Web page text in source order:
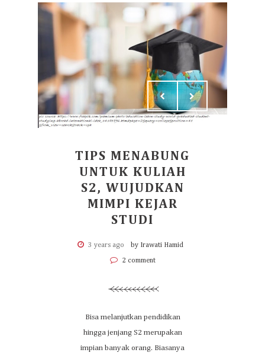
TIPS MENABUNG
UNTUK KULIAH
S2, WUJUDKAN
MIMPI KEJAR
STUDI
3 years ago by Irawati Hamid
2 comment
Bisa melanjutkan pendidikan
hingga jenjang S2 merupakan
impian banyak orang. Biasanya